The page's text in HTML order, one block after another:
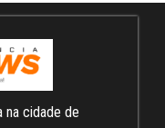
na cidade de